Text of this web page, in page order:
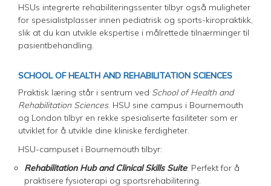
HSUs integrerte rehabiliteringssenter tilbyr også muligheter
for spesialistplasser innen pediatrisk og sports-kiropraktikk,
slik at du kan utvikle ekspertise i målrettede tilnærminger til
pasientbehandling.
SCHOOL OF HEALTH AND REHABILITATION SCIENCES
Praktisk læring står i sentrum ved School of Health and
Rehabilitation Sciences. HSU sine campus i Bournemouth
og London tilbyr en rekke spesialiserte fasiliteter som er
utviklet for å utvikle dine kliniske ferdigheter.
HSU-campuset i Bournemouth tilbyr:
Rehabilitation Hub and Clinical Skills Suite: Perfekt for å
praktisere fysioterapi og sportsrehabilitering.